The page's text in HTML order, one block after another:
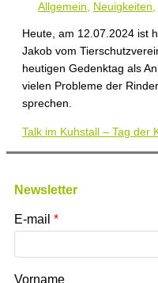
Allgemein, Neuigkeiten,
Heute, am 12.07.2024 ist
Jakob vom
heutigen Gedenktag als
vielen Probleme der
sprechen.
Talk im Kuhstall – Tag der
Newsletter
E-mail
Vorname